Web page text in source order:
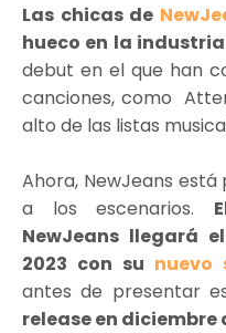
Las chicas de
hueco en la
debut en el que han
canciones, como
alto de las listas
Ahora, NewJeans
a los escenarios.
NewJeans llegará
2023 con su nuevo
antes de presentar
release en diciembre